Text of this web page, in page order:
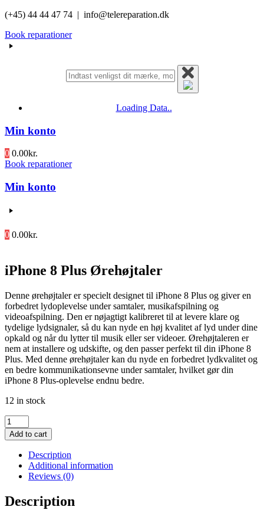
Videre
indhold
(+45) 44 44 47 74 | info@telereparation.dk
Book reparationer
Loading Data..
Min konto
0 0.00kr.
Book reparationer
Min konto
0 0.00kr.
iPhone 8 Plus Ørehøjtaler
Denne ørehøjtaler er specielt designet til iPhone 8 Plus og giver en
forbedret lydoplevelse under samtaler, musikafspilning og
videoafspilning. Den er nøjagtigt kalibreret til at levere klare og
tydelige lydsignaler, så du kan nyde en høj kvalitet af lyd under dine
opkald og når du lytter til musik eller ser videoer. Ørehøjtaleren er
nem at installere og udskifte, og den passer perfekt til din iPhone 8
Plus. Med denne ørehøjtaler kan du nyde en forbedret lydkvalitet og
en bedre kommunikationsevne under samtaler, hvilket gør din
iPhone 8 Plus-oplevelse endnu bedre.
12 in stock
iPhone
8
Plus
Ørehøjtaler
quantity
Add to cart
Description
Additional information
Reviews (0)
Description